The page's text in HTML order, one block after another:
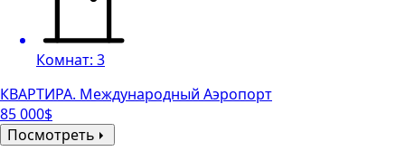
Комнат: 3
КВАРТИРА. Международный Аэропорт
85 000$
Посмотреть